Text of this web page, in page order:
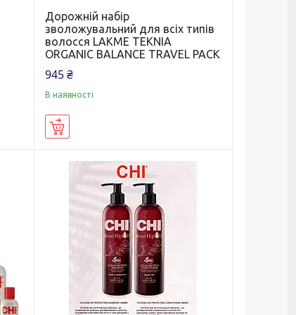
Дорожній набір
зволожувальний для всіх типів
волосся LAKME TEKNIA
ORGANIC BALANCE TRAVEL PACK
945 ₴
В наявності